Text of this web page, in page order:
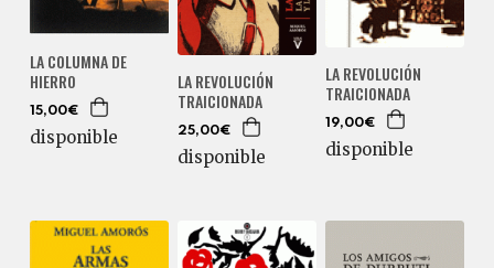
LA COLUMNA DE
HIERRO
15,00€
disponible
LA REVOLUCIÓN
TRAICIONADA
25,00€
disponible
LA REVOLUCIÓN
TRAICIONADA
19,00€
disponible